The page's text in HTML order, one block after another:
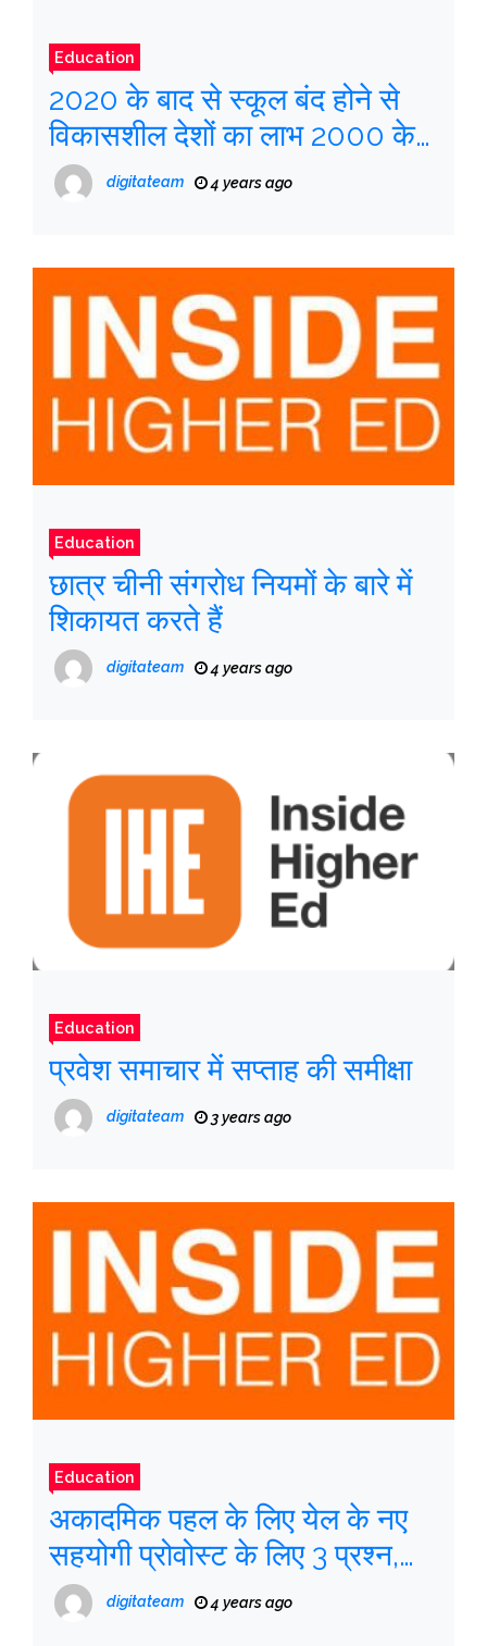
Education
2020 के बाद से स्कूल बंद होने से
विकासशील देशों का लाभ 2000 के
आंकड़े पर वापस आ गया है
digitateam 4 years ago
Education
छात्र चीनी संगरोध नियमों के बारे में
शिकायत करते हैं
digitateam 4 years ago
Education
प्रवेश समाचार में सप्ताह की समीक्षा
digitateam 3 years ago
Education
अकादमिक पहल के लिए येल के नए
सहयोगी प्रोवोस्ट के लिए 3 प्रश्न,
जेनी फ्रेडरिक
digitateam 4 years ago